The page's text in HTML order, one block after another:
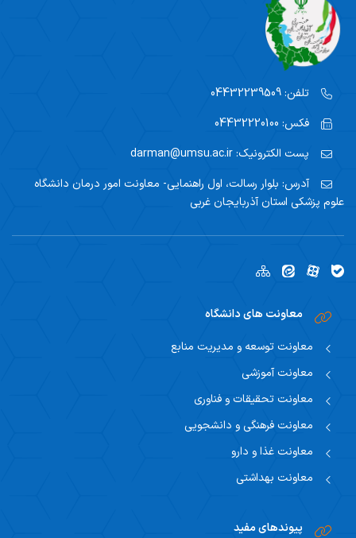
تلفن:
فکس:
پست الکترونیک:
آدرس: بلوار رسالت، اول راهنمایی- معاونت امور درمان دانشگاه
علوم پزشکی استان آذربایجان غربی
معاونت های دانشگاه
معاونت توسعه و مدیریت منابع
معاونت آموزشی
معاونت تحقیقات و فناوری
معاونت فرهنگی و دانشجویی
معاونت غذا و دارو
معاونت بهداشتی
پیوندهای مفید